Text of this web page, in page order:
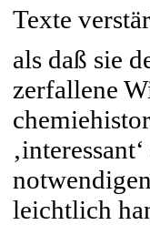
Texte
als daß sie
zerfallene
leichtlich